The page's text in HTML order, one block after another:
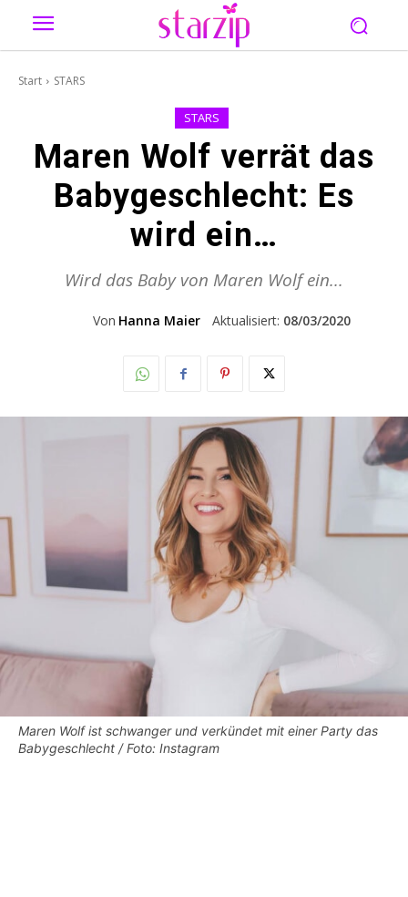
Start STARS
STARS
Maren Wolf verrät das
Babygeschlecht: Es
wird ein…
Wird das Baby von Maren Wolf ein...
Von Hanna Maier Aktualisiert: 08/03/2020
Maren Wolf ist schwanger und verkündet mit einer Party das
Babygeschlecht / Foto: Instagram